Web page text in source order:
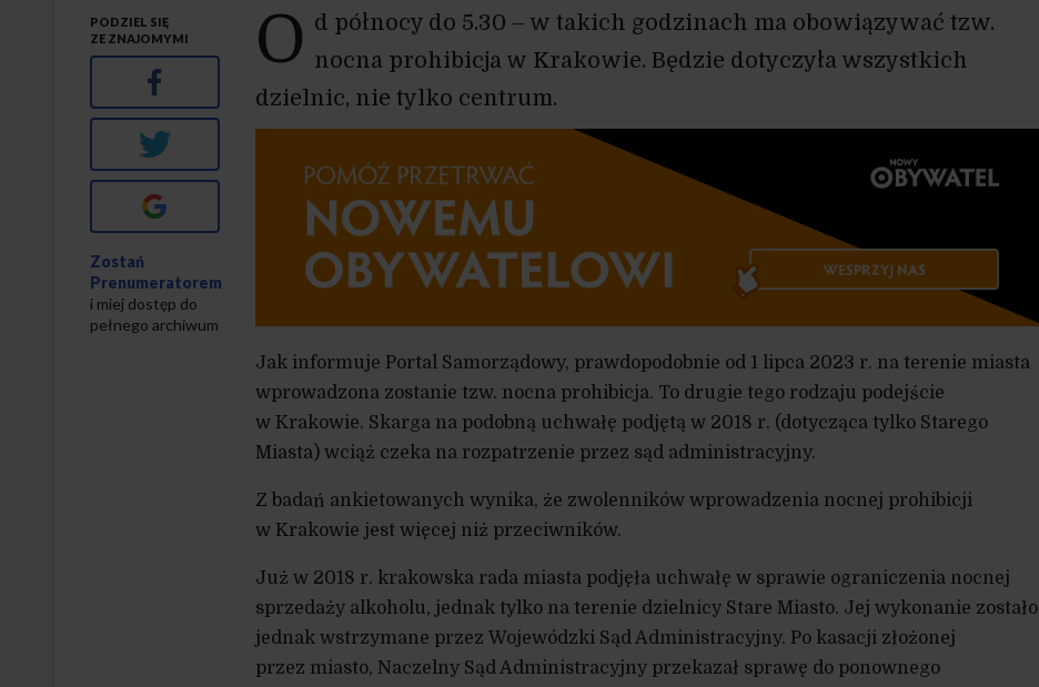
O d północy do 5.30 – w takich godzinach ma obowiązywać tzw.
nocna prohibicja w Krakowie. Będzie dotyczyła wszystkich
dzielnic, nie tylko centrum.
Jak informuje Portal Samorządowy, prawdopodobnie od 1 lipca 2023 r. na terenie miasta
wprowadzona zostanie tzw. nocna prohibicja. To drugie tego rodzaju podejście
w Krakowie. Skarga na podobną uchwałę podjętą w 2018 r. (dotycząca tylko Starego
Miasta) wciąż czeka na rozpatrzenie przez sąd administracyjny.
Z badań ankietowanych wynika, że zwolenników wprowadzenia nocnej prohibicji
w Krakowie jest więcej niż przeciwników.
Już w 2018 r. krakowska rada miasta podjęła uchwałę w sprawie ograniczenia nocnej
sprzedaży alkoholu, jednak tylko na terenie dzielnicy Stare Miasto. Jej wykonanie zostało
jednak wstrzymane przez Wojewódzki Sąd Administracyjny. Po kasacji złożonej
przez miasto, Naczelny Sąd Administracyjny przekazał sprawę do ponownego
PODZIEL SIĘ
ZE ZNAJOMYMI
Facebook
Twitter
Zostań
Prenumeratorem
i miej dostęp do
pełnego archiwum